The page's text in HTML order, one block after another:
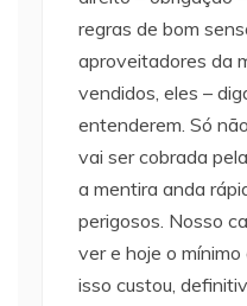
regras de bom
aproveitadores da
vendidos, eles –
entenderem. Só
vai ser cobrada
a mentira anda
perigosos. Nosso
ver e hoje o
isso custou,